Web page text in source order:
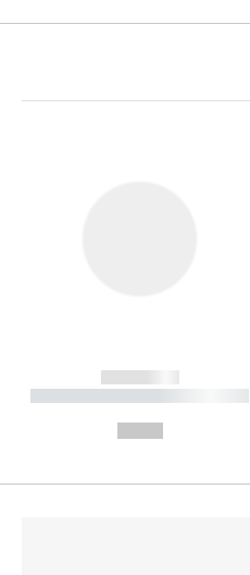
------------
----------- ----------- ----------